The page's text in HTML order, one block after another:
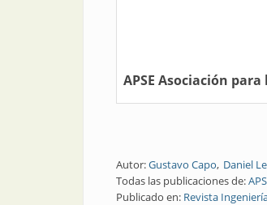
APSE Asociación
Autor:Gustavo Capo Daniel
Todas las publicaciones de:
Publicado en: Revista